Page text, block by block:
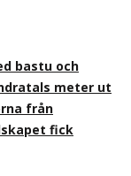
bastu och
meter ut
från
fick